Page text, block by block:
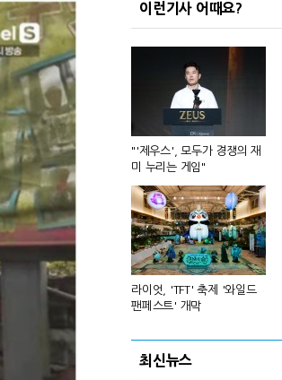
이런기사 어때요?
크래프톤, '게임스컴'서 신작
5종 공개
카카오게임즈, 내년 흑자 전
"'제우스', 모두가 경쟁의 재
미 누리는 게임"
라이엇, 'TFT' 축제 '와일드
팬페스트' 개막
최신뉴스